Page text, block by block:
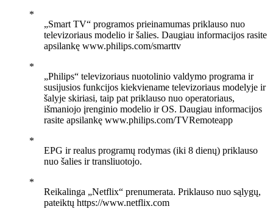
„Smart TV“ programos prieinamumas priklauso nuo
televizoriaus modelio ir šalies. Daugiau informacijos rasite
apsilankę www.philips.com/smarttv
„Philips“ televizoriaus nuotolinio valdymo programa ir
susijusios funkcijos kiekviename televizoriaus modelyje ir
šalyje skiriasi, taip pat priklauso nuo operatoriaus,
išmaniojo įrenginio modelio ir OS. Daugiau informacijos
rasite apsilankę www.philips.com/TVRemoteapp
EPG ir realus programų rodymas (iki 8 dienų) priklauso
nuo šalies ir transliuotojo.
Reikalinga „Netflix“ prenumerata. Priklauso nuo sąlygų,
pateiktų https://www.netflix.com